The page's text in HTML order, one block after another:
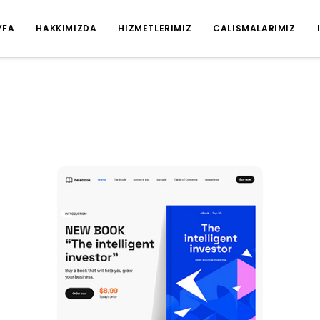
HAKKIMIZDA HIZMETLERIMIZ CALISMALARIMIZ